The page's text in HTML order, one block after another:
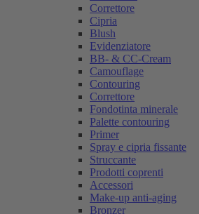
Correttore
Cipria
Blush
Evidenziatore
BB- & CC-Cream
Camouflage
Contouring
Correttore
Fondotinta minerale
Palette contouring
Primer
Spray e cipria fissante
Struccante
Prodotti coprenti
Accessori
Make-up anti-aging
Bronzer